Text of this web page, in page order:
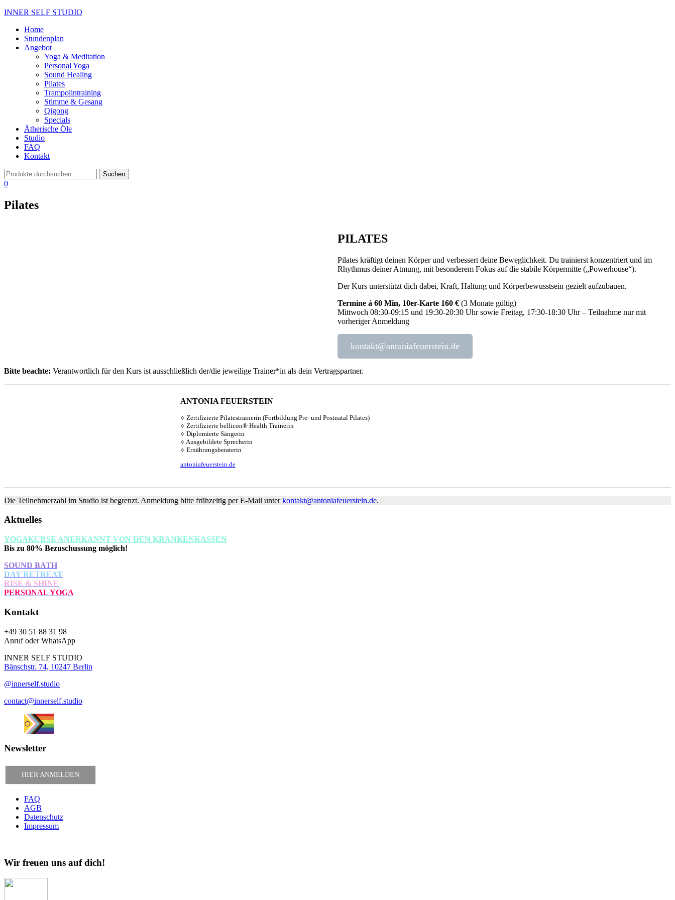
INNER SELF STUDIO
Navigation
umschalten
Home
Stundenplan
Angebot
Yoga & Meditation
Personal Yoga
Sound Healing
Pilates
Trampolintraining
Stimme & Gesang
Qigong
Specials
Ätherische Öle
Studio
FAQ
Kontakt
0
Pilates
PILATES
Pilates kräftigt deinen Körper und verbessert deine Beweglichkeit. Du trainierst konzentriert und im
Rhythmus deiner Atmung, mit besonderem Fokus auf die stabile Körpermitte („Powerhouse“).
Der Kurs unterstützt dich dabei, Kraft, Haltung und Körperbewusstsein gezielt aufzubauen.
Termine á 60 Min, 10er-Karte 160 € (3 Monate gültig)
Mittwoch 08:30-09:15 und 19:30-20:30 Uhr sowie Freitag, 17:30-18:30 Uhr – Teilnahme nur mit
vorheriger Anmeldung
kontakt@antoniafeuerstein.de
Bitte beachte: Verantwortlich für den Kurs ist ausschließlich der/die jeweilige Trainer*in als dein Vertragspartner.
ANTONIA FEUERSTEIN
⟡ Zertifizierte Pilatestrainerin (Fortbildung Pre- und Postnatal Pilates)
⟡ Zertifizierte bellicon® Health Trainerin
⟡ Diplomierte Sängerin
⟡ Ausgebildete Sprecherin
⟡ Ernährungsberaterin
antoniafeuerstein.de
Die Teilnehmerzahl im Studio ist begrenzt. Anmeldung bitte frühzeitig per E-Mail unterkontakt@antoniafeuerstein.de.
Aktuelles
YOGAKURSE ANERKANNT VON DEN KRANKENKASSEN
Bis zu 80% Bezuschussung möglich!
SOUND BATH
DAY RETREAT
RISE & SHINE
PERSONAL YOGA
Kontakt
+49 30 51 88 31 98
Anruf oder WhatsApp
INNER SELF STUDIO
Bänschstr. 74, 10247 Berlin
@innerself.studio
contact@innerself.studio
Newsletter
HIER ANMELDEN
FAQ
AGB
Datenschutz
Impressum
Wir freuen uns auf dich!